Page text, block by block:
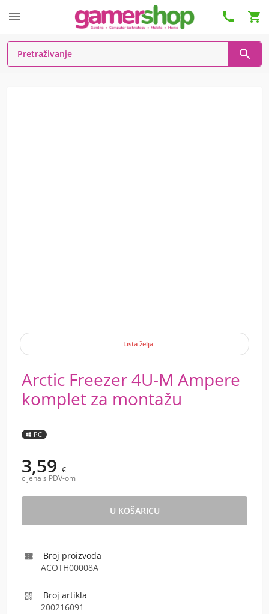
  

Lista želja
Arctic Freezer 4U-M Ampere
komplet za montažu
PC
3,59 €
cijena s PDV-om

Broj proizvoda
ACOTH00008A

Broj artikla
200216091